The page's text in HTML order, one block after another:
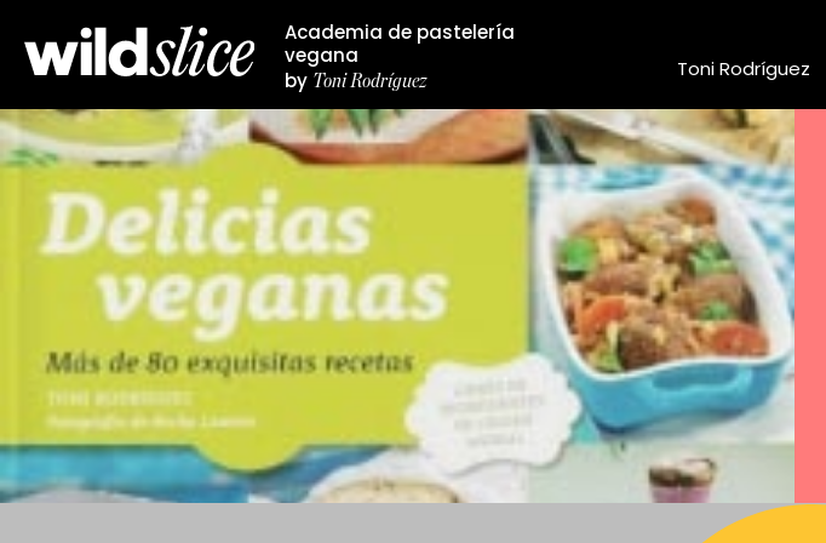
Academia de pastelería
vegana
by Toni Rodríguez Toni Rodríguez